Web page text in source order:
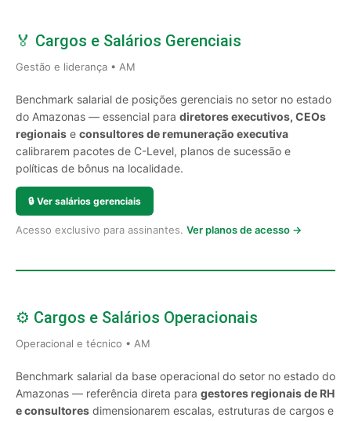
🏅 Cargos e Salários Gerenciais
Gestão e liderança • AM
Benchmark salarial de posições gerenciais no setor no estado
do Amazonas — essencial para diretores executivos, CEOs
regionais e consultores de remuneração executiva
calibrarem pacotes de C-Level, planos de sucessão e
políticas de bônus na localidade.
🔒 Ver salários gerenciais
Acesso exclusivo para assinantes. Ver planos de acesso →
⚙️ Cargos e Salários Operacionais
Operacional e técnico • AM
Benchmark salarial da base operacional do setor no estado do
Amazonas — referência direta para gestores regionais de RH
e consultores dimensionarem escalas, estruturas de cargos e